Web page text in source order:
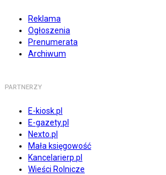
Reklama
Ogłoszenia
Prenumerata
Archiwum
PARTNERZY
E-kiosk.pl
E-gazety.pl
Nexto.pl
Mała księgowość
Kancelarierp.pl
Wieści Rolnicze